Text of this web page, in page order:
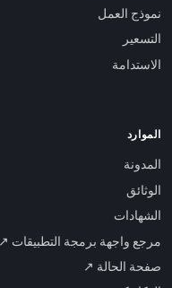
نموذج العمل
التسعير
الاستدامة
الموارد
المدونة
الوثائق
الشهادات
مرجع واجهة برمجة التطبيقات ↗
صفحة الحالة ↗